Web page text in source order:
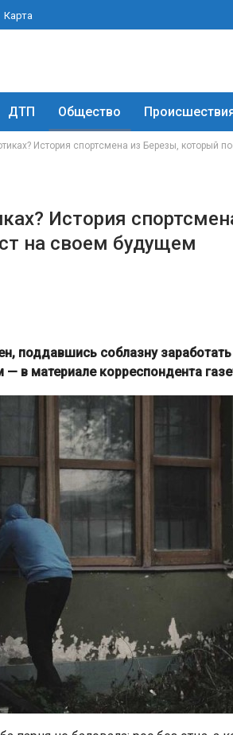
Карта
ДТП Общество
История спортсмена из Березы, который
История
на своем будущем
поддавшись соблазну заработать
в материале корреспондента